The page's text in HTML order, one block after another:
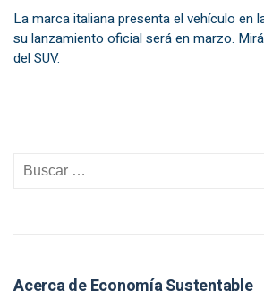
La marca italiana presenta el vehículo en
su lanzamiento oficial será en marzo.
del SUV.
Acerca de Economía Sustentable